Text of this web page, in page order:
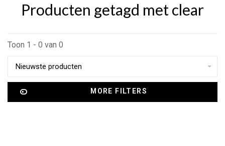
Producten getagd met clear
Toon 1 - 0 van 0
Nieuwste producten
MORE FILTERS